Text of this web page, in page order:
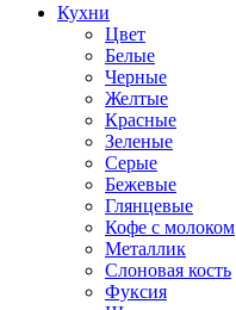
Кухни
Цвет
Белые
Черные
Желтые
Красные
Зеленые
Серые
Бежевые
Глянцевые
Кофе с молоком
Металлик
Слоновая кость
Фуксия